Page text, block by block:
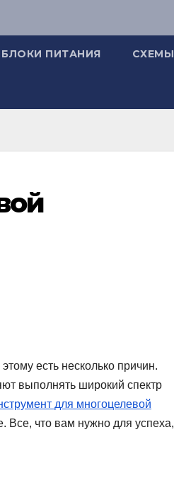
БЛОКИ ПИТАНИЯ СХЕМЫ
есть несколько причин.
выполнять широкий спектр
для многоцелевой
Все, что вам нужно для успеха,